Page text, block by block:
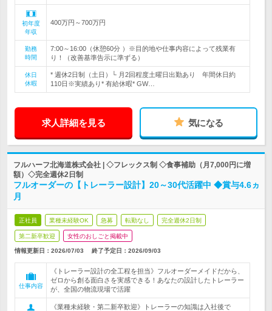
初年度
年収
400万円～700万円
勤務
時間
7:00～16:00（休憩60分 ）※目的地や仕事内容によって残業有
り！（改善基準告示に準ずる）
休日
休暇
* 週休2日制（土日）└ 月2回程度土曜日出勤あり 年間休日約
110日※実績あり* 有給休暇* GW…
求人詳細を見る 気になる
フルハーフ北海道株式会社 | ◇フレックス制 ◇食事補助（月7,000円に増
額）◇完全週休2日制
フルオーダーの【トレーラー設計】20～30代活躍中 ◆賞与4.6ヵ
月
正社員 業種未経験OK 急募 転勤なし 完全週休2日制
第二新卒歓迎 女性のおしごと掲載中
情報更新日：2026/07/03 終了予定日： 2026/09/03
仕事内容
《トレーラー設計の全工程を担当》フルオーダーメイドだから、
ゼロから創る面白さを実感できる！あなたの設計したトレーラー
が、全国の物流現場で活躍
《業種未経験・第二新卒歓迎》トレーラーの知識は入社後で